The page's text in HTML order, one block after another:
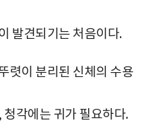
발견되기는 처음이다.
렷이 분리된 신체의 수용
각에는 귀가 필요하다.